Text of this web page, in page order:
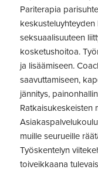
Pariterapia
seksuaalisuuteen
kosketushoitoa.
ja lisäämiseen.
saavuttamiseen,
jännitys,
Ratkaisukeskeisten
muille seurueille
Työskentelyn
toiveikkaana